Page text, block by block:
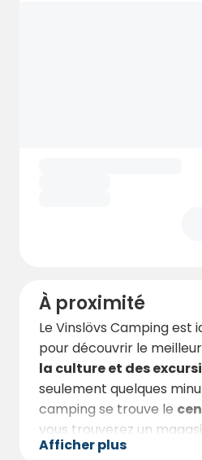
À proximité
Le Vinslövs Camping est
pour découvrir le
la culture et des
seulement quelques
camping se trouve le
vous trouverez un
d’autres services. Vous y
Afficher plus